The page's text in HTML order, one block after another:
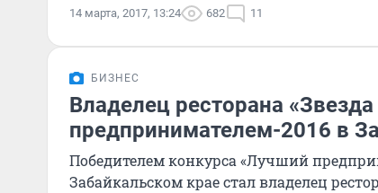
14 марта, 2017, 13:24 682 11
БИЗНЕС
Владелец ресторана
предпринимателем-2016 в
Победителем конкурса «Лучший
Забайкальском крае стал владелец